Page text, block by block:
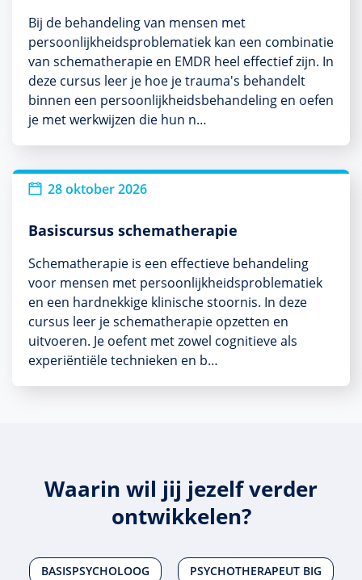
Bij de behandeling van mensen met
persoonlijkheidsproblematiek kan een combinatie
van schematherapie en EMDR heel effectief zijn. In
deze cursus leer je hoe je trauma's behandelt
binnen een persoonlijkheidsbehandeling en oefen
je met werkwijzen die hun n…
28 oktober 2026
Basiscursus schematherapie
Schematherapie is een effectieve behandeling
voor mensen met persoonlijkheidsproblematiek
en een hardnekkige klinische stoornis. In deze
cursus leer je schematherapie opzetten en
uitvoeren. Je oefent met zowel cognitieve als
experiëntiële technieken en b…
Waarin wil jij jezelf verder
ontwikkelen?
BASISPSYCHOLOOG PSYCHOTHERAPEUT BIG